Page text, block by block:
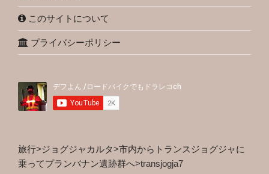
このサイトについて
プライバシーポリシー
旅行>ジョグジャカルタ>市内からトランスジョグジャに
乗ってプランバナン遺跡群へ>transjogja7